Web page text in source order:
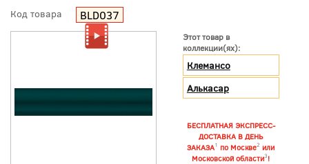
Код товара BLD037
Этот товар в
коллекции(ях):
Клемансо
Алькасар
БЕСПЛАТНАЯ ЭКСПРЕСС-
ДОСТАВКА В ДЕНЬ
ЗАКАЗА1 по Москве2 или
Московской области3!